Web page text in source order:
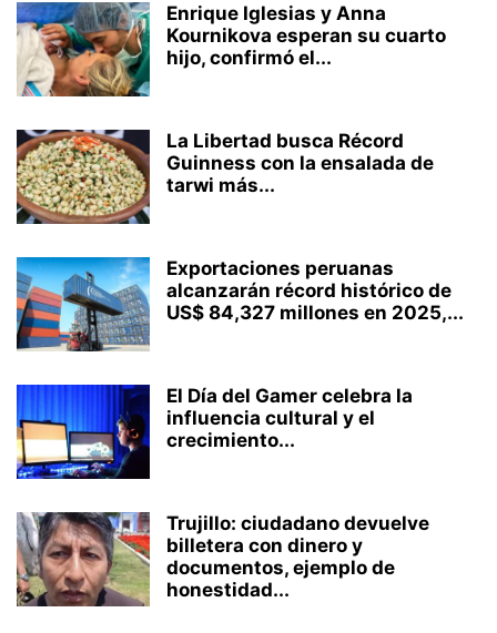
Enrique Iglesias y Anna
Kournikova esperan su cuarto
hijo, confirmó el...
La Libertad busca Récord
Guinness con la ensalada de
tarwi más...
Exportaciones peruanas
alcanzarán récord histórico de
US$ 84,327 millones en 2025,...
El Día del Gamer celebra la
influencia cultural y el
crecimiento...
Trujillo: ciudadano devuelve
billetera con dinero y
documentos, ejemplo de
honestidad...